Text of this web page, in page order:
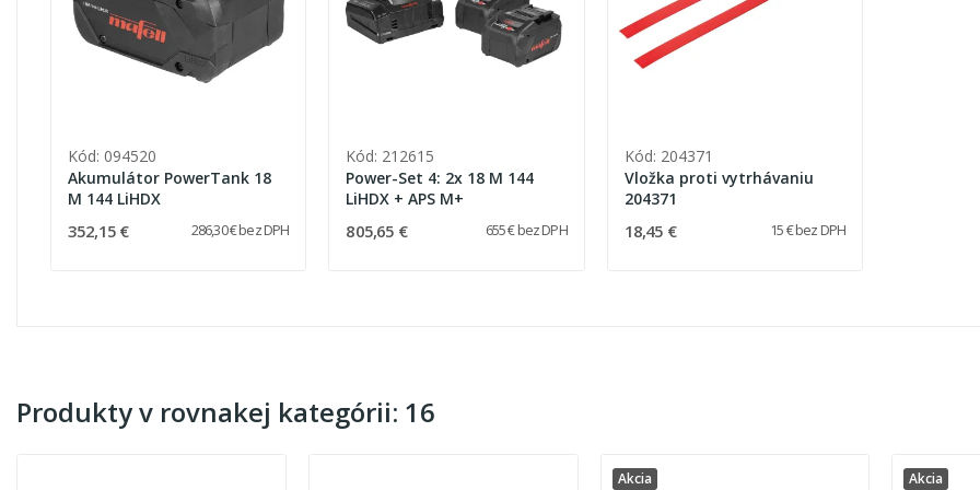
Kód: 094520
Akumulátor PowerTank 18
M 144 LiHDX
352,15 € 286,30 € bez DPH
Kód: 212615
Power-Set 4: 2x 18 M 144
LiHDX + APS M+
805,65 € 655 € bez DPH
Kód: 204371
Vložka proti vytrhávaniu
204371
18,45 € 15 € bez DPH
Produkty v rovnakej kategórii: 16
Akcia Akcia